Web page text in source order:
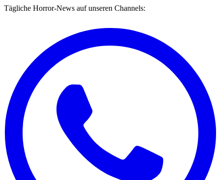
Tägliche Horror-News auf unseren Channels: